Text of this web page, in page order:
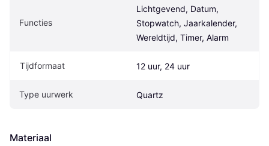
Functies
Lichtgevend, Datum,
Stopwatch, Jaarkalender,
Wereldtijd, Timer, Alarm
Tijdformaat 12 uur, 24 uur
Type uurwerk Quartz
Materiaal